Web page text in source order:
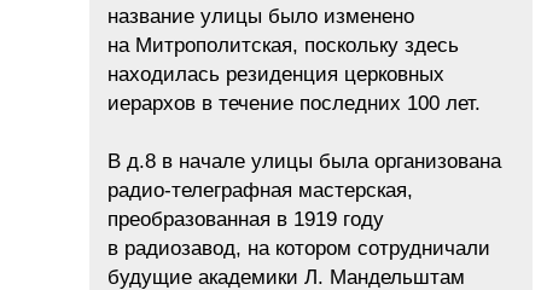
название улицы было изменено
на Митрополитская, поскольку здесь
находилась резиденция церковных
иерархов в течение последних 100 лет.
В д.8 в начале улицы была организована
радио-телеграфная мастерская,
преобразованная в 1919 году
в радиозавод, на котором сотрудничали
будущие академики Л. Мандельштам